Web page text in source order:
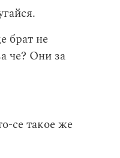
брат не
че? Они за
се такое же